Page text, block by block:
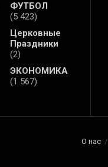
ФУТБОЛ
(5 423)
Церковные
Праздники
(2)
ЭКОНОМИКА
(1 567)
О нас